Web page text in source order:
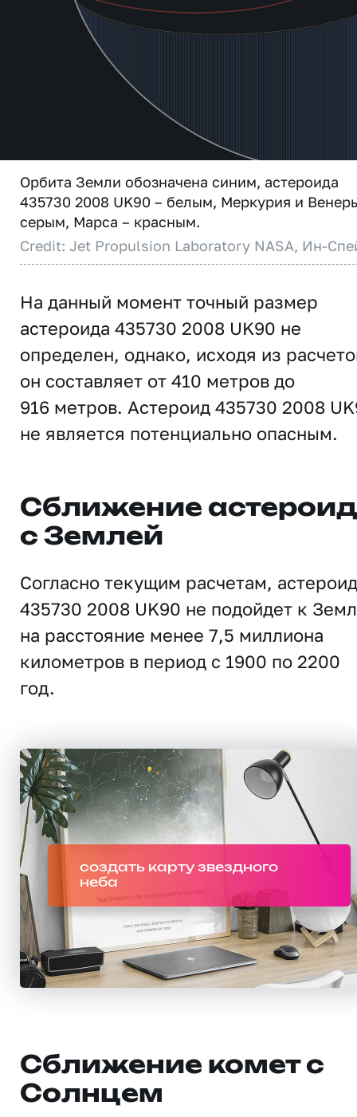
Орбита Земли обозначена синим, астероида
435730 2008 UK90 – белым, Меркурия и
серым, Марса – красным.
Credit: Jet Propulsion Laboratory NASA, Ин-
На данный момент точный размер
астероида 435730 2008 UK90 не
определен, однако, исходя из
он составляет от 410 метров до
916 метров. Астероид 435730 2008
не является потенциально опасным.
Сближение
с Землей
Согласно текущим расчетам, астероид
435730 2008 UK90 не подойдет к
на расстояние менее 7,5 миллиона
километров в период с 1900 по 2200
год.
создать карту звездного
неба
Сближение комет с
Солнцем